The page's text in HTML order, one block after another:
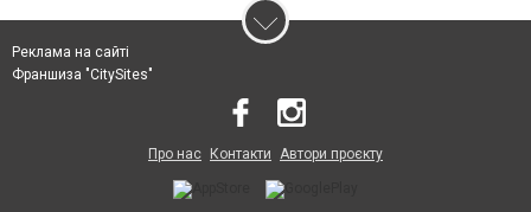
Реклама на сайті
Франшиза "CitySites"
Про нас Контакти Автори проєкту